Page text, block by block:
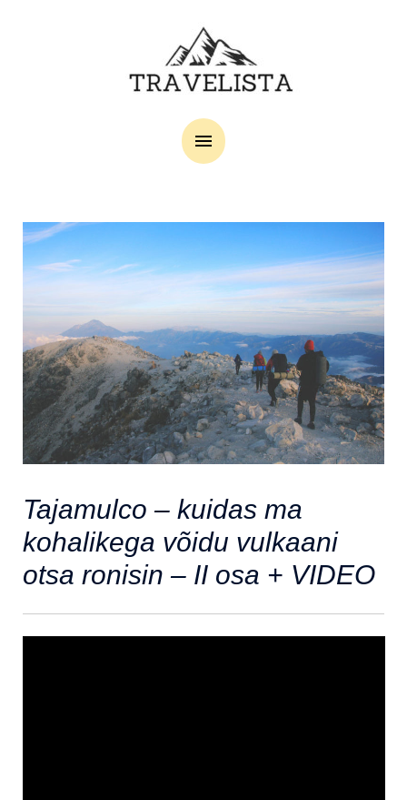
Main
Tajamulco – kuidas ma
kohalikega võidu vulkaani
otsa ronisin – II osa + VIDEO